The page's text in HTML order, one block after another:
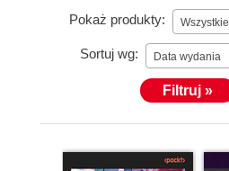
Pokaż produkty: Wszystkie
Sortuj wg: Data wydania
Filtruj »